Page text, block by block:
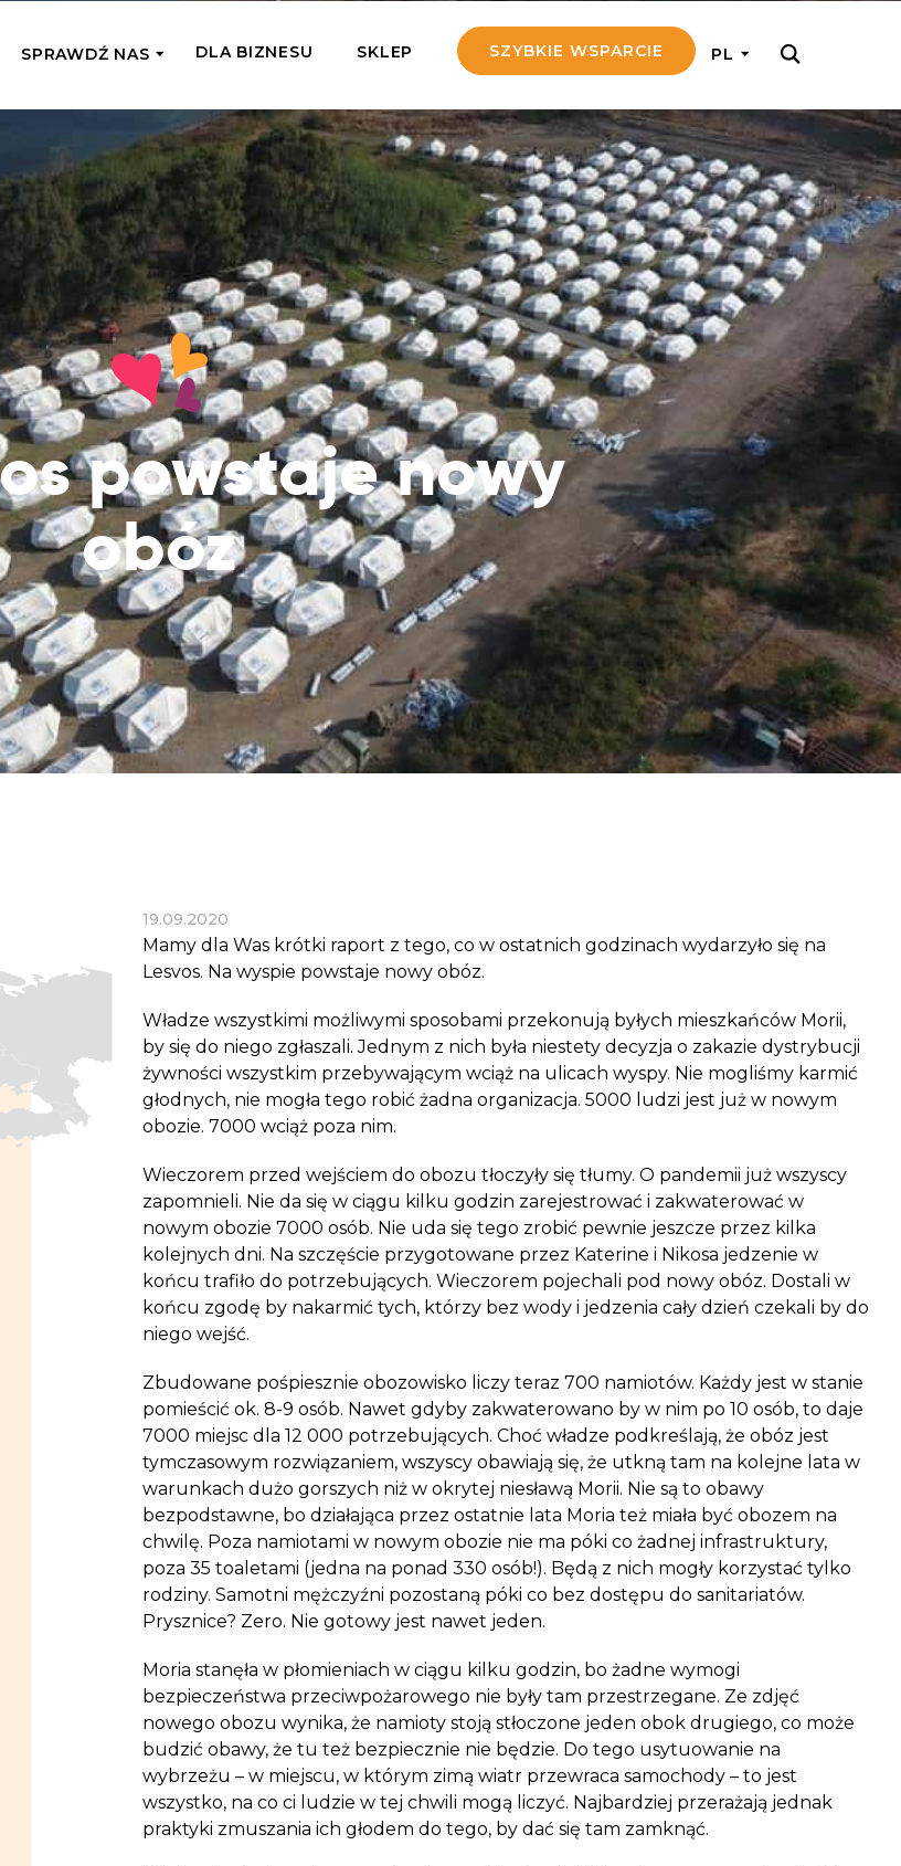
których
JEDNORAZOWO
Kalorie
dziecku posiłek z okazji Dnia
1,5%
niewielką część swojego
naszym podopiecznym
pomoc tam, gdzie jest teraz
potrzebna
dla potrzebujących w
z dobrymi uczynkami
Charbela
u niewidomego Charbela i
Głodnych
WSPIERAM REGULARNIE
Przybij nam 5!
Pomagaj efektywnie, przekazując na
pomoc 5 zł tygodniowo
Adoptuj Seniora
Dołącz do rodziny Seniora, wspierając
go finansowo i emocjonalnie
Drużyny Aniołów
Wspieraj pracę konkretnego misjonarza
i pozostań z nim kontakcie
Wiatraczek dla Życia
Uratuj dziecko cierpiące z powodu
głodu i wspieraj edukację rodziców
SPRAWDŹ NAS
Zespół Fundacji
Poznaj listonoszy przekazanego przez
Ciebie wsparcia
Jak pomagamy
Karmimy, Leczymy, Uczymy, Dajemy
Pracę – sprawdź co to oznacza w
praktyce
Co już zrobiliśmy
Przeczytaj historie ludzi, którym już
pomogliśmy
Gdzie działamy
Sprawdź listę miejsc, do których dociera
Twoja pomoc
Sprawozdania
Zweryfikuj, w jaki sposób wydajemy
przekazane Darowizny
Cele statutowe
Sprawdź cele naszej organizacji
Kontakt
DLA BIZNESU SKLEP SZYBKIE WSPARCIE PL
powstaje nowy
obóz
19.09.2020
Mamy dla Was krótki raport z tego, co w ostatnich godzinach wydarzyło się na
Lesvos. Na wyspie powstaje nowy obóz.
Władze wszystkimi możliwymi sposobami przekonują byłych mieszkańców Morii,
by się do niego zgłaszali. Jednym z nich była niestety decyzja o zakazie dystrybucji
żywności wszystkim przebywającym wciąż na ulicach wyspy. Nie mogliśmy karmić
głodnych, nie mogła tego robić żadna organizacja. 5000 ludzi jest już w nowym
obozie. 7000 wciąż poza nim.
Wieczorem przed wejściem do obozu tłoczyły się tłumy. O pandemii już wszyscy
zapomnieli. Nie da się w ciągu kilku godzin zarejestrować i zakwaterować w
nowym obozie 7000 osób. Nie uda się tego zrobić pewnie jeszcze przez kilka
kolejnych dni. Na szczęście przygotowane przez Katerine i Nikosa jedzenie w
końcu trafiło do potrzebujących. Wieczorem pojechali pod nowy obóz. Dostali w
końcu zgodę by nakarmić tych, którzy bez wody i jedzenia cały dzień czekali by do
niego wejść.
Zbudowane pośpiesznie obozowisko liczy teraz 700 namiotów. Każdy jest w stanie
pomieścić ok. 8-9 osób. Nawet gdyby zakwaterowano by w nim po 10 osób, to daje
7000 miejsc dla 12 000 potrzebujących. Choć władze podkreślają, że obóz jest
tymczasowym rozwiązaniem, wszyscy obawiają się, że utkną tam na kolejne lata w
warunkach dużo gorszych niż w okrytej niesławą Morii. Nie są to obawy
bezpodstawne, bo działająca przez ostatnie lata Moria też miała być obozem na
chwilę. Poza namiotami w nowym obozie nie ma póki co żadnej infrastruktury,
poza 35 toaletami (jedna na ponad 330 osób!). Będą z nich mogły korzystać tylko
rodziny. Samotni mężczyźni pozostaną póki co bez dostępu do sanitariatów.
Prysznice? Zero. Nie gotowy jest nawet jeden.
Moria stanęła w płomieniach w ciągu kilku godzin, bo żadne wymogi
bezpieczeństwa przeciwpożarowego nie były tam przestrzegane. Ze zdjęć
nowego obozu wynika, że namioty stoją stłoczone jeden obok drugiego, co może
budzić obawy, że tu też bezpiecznie nie będzie. Do tego usytuowanie na
wybrzeżu – w miejscu, w którym zimą wiatr przewraca samochody – to jest
wszystko, na co ci ludzie w tej chwili mogą liczyć. Najbardziej przerażają jednak
praktyki zmuszania ich głodem do tego, by dać się tam zamknąć.